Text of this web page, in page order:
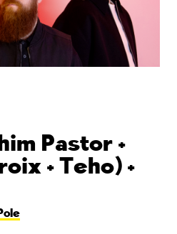
Pastor +
+ Teho) +